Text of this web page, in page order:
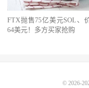
FTX抛售75亿美元SOL、
64美元！多方买家抢购
© 2026-